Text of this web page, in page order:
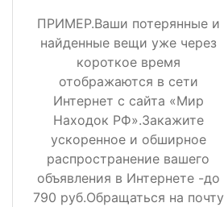
ПРИМЕР.Ваши потерянные и
найденные вещи уже через
короткое время
отображаются в сети
Интернет с сайта «Мир
Находок РФ».Закажите
ускоренное и обширное
распространение вашего
объявления в Интернете -до
790 руб.Обращаться на почту